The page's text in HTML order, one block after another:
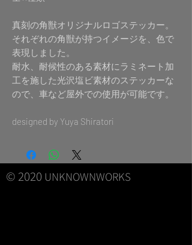
真刻の角獣オリジナルロゴステッカー。
それぞれの角獣が持つイメージを、色で
表現しました。
耐水、耐候性のある素材にラミネート加
工を施した光沢塩ビ素材のステッカーな
ので、車など屋外での使用が可能です。
designed by Yuya Shiratori
© 2020 UNKNOWNWORKS